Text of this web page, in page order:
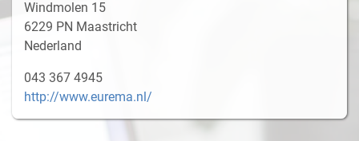
Windmolen 15
6229 PN Maastricht
Nederland
043 367 4945
http://www.eurema.nl/